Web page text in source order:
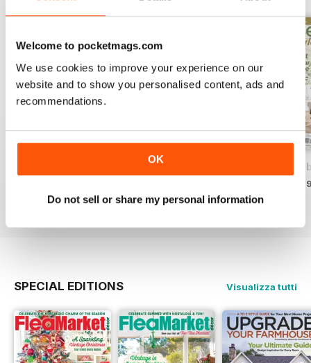
Welcome to pocketmags.com
We use cookies to improve your experience on our
website and to show you personalised content, ads and
recommendations.
OK
Do not sell or share my personal information
Al carrello
2026-05 (AFS Apr/May)
Vista|Al carrello
2026-03 (AFS
Vista|Al carrello
SPECIAL EDITIONS Visualizza tutti